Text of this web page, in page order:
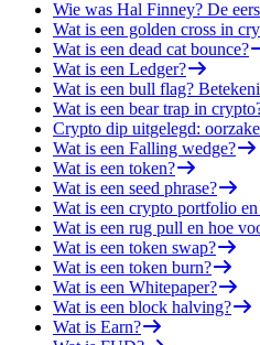
Wie was Hal Finney? De
Wat is een golden cross in
Wat is een dead cat bounce?
Wat is een Ledger?
Wat is een bull flag?
Wat is een bear trap in
Crypto dip uitgelegd:
Wat is een Falling wedge?
Wat is een token?
Wat is een seed phrase?
Wat is een crypto portfolio
Wat is een rug pull en hoe
Wat is een token swap?
Wat is een token burn?
Wat is een Whitepaper?
Wat is een block halving?
Wat is Earn?